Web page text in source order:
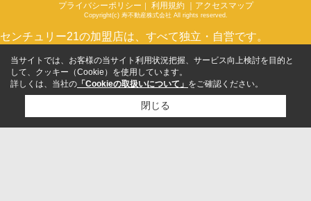
プライバシーポリシー 利用規約 ｜アクセスマップ
Copyright(c) 寿不動産株式会社 All rights reserved.
センチュリー21の加盟店は、すべて独立・自営です。
当サイトでは、お客様の当サイト利用状況把握、サービス向上検討を目的と
して、クッキー（Cookie）を使用しています。
詳しくは、当社の 「Cookieの取扱いについて」 をご確認ください。
閉じる